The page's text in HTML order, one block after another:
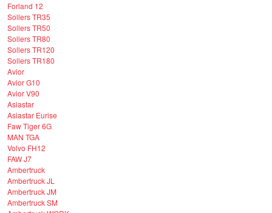
Forland 12
Sollers TR35
Sollers TR50
Sollers TR80
Sollers TR120
Sollers TR180
Avior
Avior G10
Avior V90
Asiastar
Asiastar Eurise
Faw Tiger 6G
MAN TGA
Volvo FH12
FAW J7
Ambertruck
Ambertruck JL
Ambertruck JM
Ambertruck SM